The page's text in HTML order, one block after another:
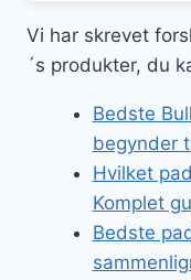
Vi har skrevet
´s produkter, du
Bedste
begynder
Hvilket
Komplet
Bedste